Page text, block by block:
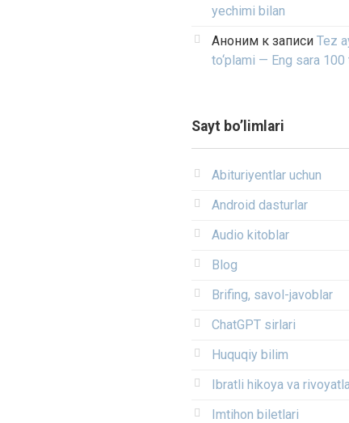
yechimi bilan
Аноним к записи Tez
to‘plami — Eng sara
Sayt bo’limlari
Abituriyentlar uchun
Android dasturlar
Audio kitoblar
Blog
Brifing, savol-javoblar
ChatGPT sirlari
Huquqiy bilim
Ibratli hikoya va
Imtihon biletlari